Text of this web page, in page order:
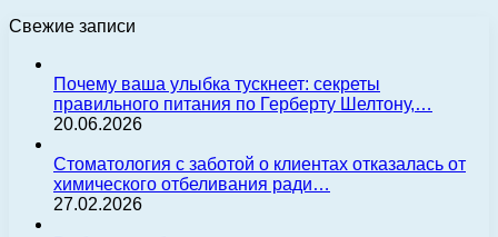
Свежие записи
Почему ваша улыбка тускнеет: секреты
правильного питания по Герберту Шелтону,…
20.06.2026
Стоматология с заботой о клиентах отказалась от
химического отбеливания ради…
27.02.2026